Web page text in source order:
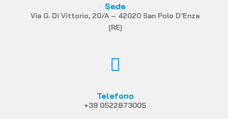
Sede
Via G. Di Vittorio, 20/A – 42020 San Polo D’Enza
(RE)

Telefono
+39 0522873005